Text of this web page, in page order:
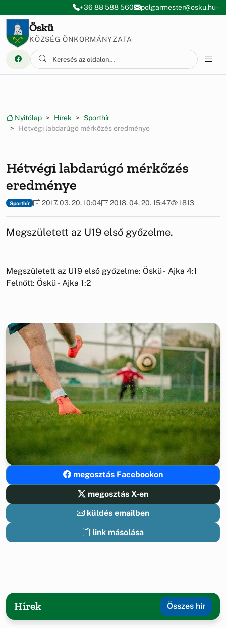
Ugrás a menüre
Ugrás a tartalomra+36 88 588 560 polgarmester@osku.hu
Öskü
KÖZSÉG ÖNKORMÁNYZATA
Nyitólap Hírek
Sporthír
Hétvégi labdarúgó mérkőzés eredménye
Hétvégi labdarúgó mérkőzés
eredménye
Sporthír 2017. 03. 20. 10:04 2018. 04. 20. 15:47 1813
Megszületett az U19 első győzelme.
Megszületett az U19 első győzelme: Öskü - Ajka 4:1
Felnőtt: Öskü - Ajka 1:2
megosztás Facebookon
megosztás X-en
küldés emailben
link másolása
Hírek Összes hír